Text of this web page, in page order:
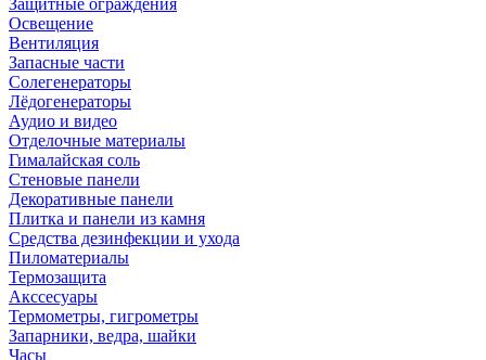
Защитные ограждения
Освещение
Вентиляция
Запасные части
Солегенераторы
Лёдогенераторы
Аудио и видео
Отделочные материалы
Гималайская соль
Стеновые панели
Декоративные панели
Плитка и панели из камня
Средства дезинфекции и ухода
Пиломатериалы
Термозащита
Аксcесуары
Термометры, гигрометры
Запарники, ведра, шайки
Часы